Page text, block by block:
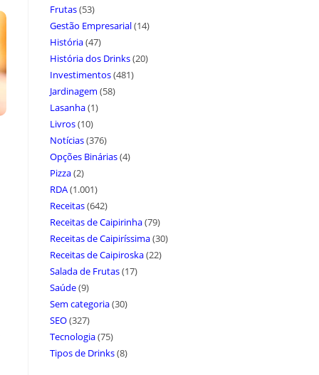
Frutas(53)
Gestão Empresarial(14)
História(47)
História dos Drinks(20)
Investimentos(481)
Jardinagem (58)
Lasanha(1)
Livros(10)
Notícias(376)
Opções Binárias(4)
Pizza(2)
RDA(1.001)
Receitas(642)
Receitas de Caipirinha(79)
Receitas de Caipiríssima(30)
Receitas de Caipiroska(22)
Salada de Frutas(17)
Saúde(9)
Sem categoria(30)
SEO(327)
Tecnologia(75)
Tipos de Drinks(8)